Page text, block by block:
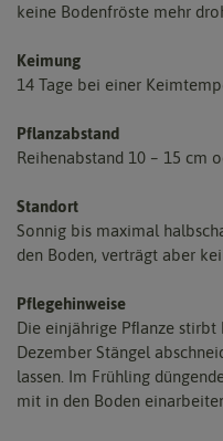
keine Bodenfröste mehr
Keimung
14 Tage bei einer
Pflanzabstand
Reihenabstand 10 – 15 cm
Standort
Sonnig bis maximal
den Boden, verträgt aber
Pflegehinweise
Die einjährige Pﬂanze stirbt
Dezember Stängel
lassen. Im Frühling
mit in den Boden